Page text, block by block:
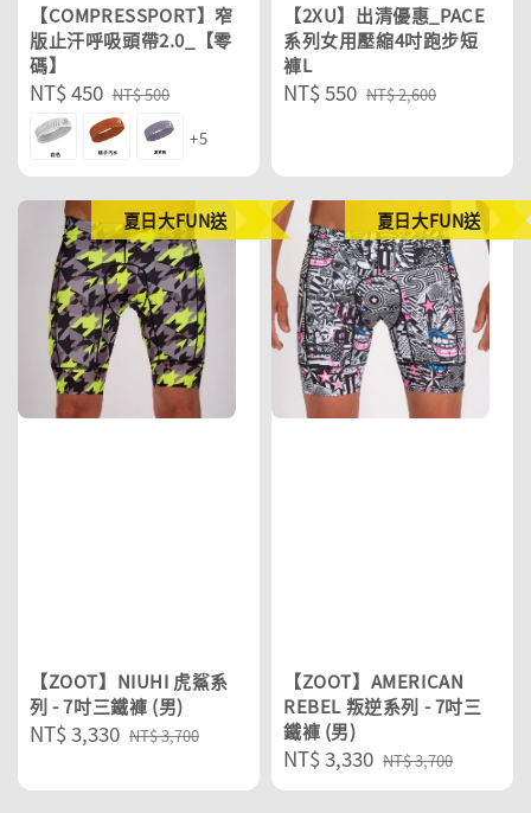
【COMPRESSPORT】窄
版止汗呼吸頭帶2.0_【零
碼】
Sale
price
NT$ 450 Regular
price
NT$ 500
+5
【2XU】出清優惠_PACE
系列女用壓縮4吋跑步短
褲L
Sale
NT$ 550 Regular
NT$ 2,600
夏日大FUN送
【ZOOT】NIUHI 虎鯊系
列 - 7吋三鐵褲 (男)
Sale
NT$ 3,330 Regular
NT$ 3,700
夏日大FUN送
【ZOOT】AMERICAN
REBEL 叛逆系列 - 7吋三
鐵褲 (男)
Sale
price
NT$ 3,330 Regular
price
NT$ 3,700